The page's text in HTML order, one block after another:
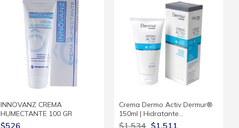
INNOVANZ CREMA
HUMECTANTE 100 GR
$526
Crema Dermo Activ Dermur®
150ml | Hidratante…
$1.511
$1.534